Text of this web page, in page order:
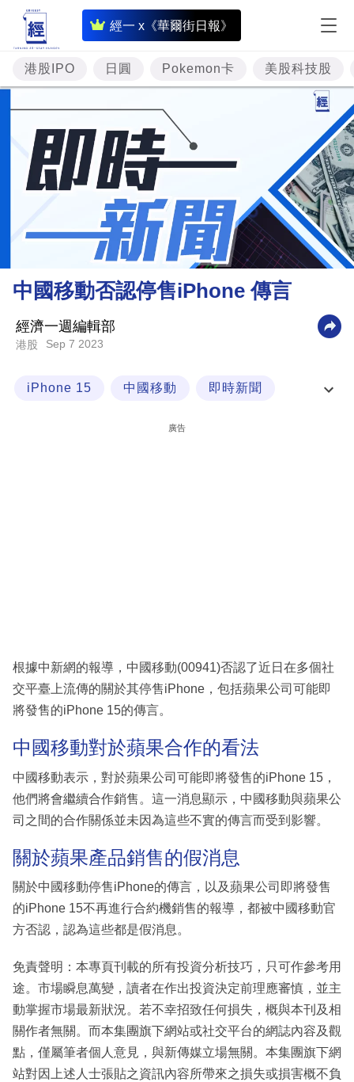
經一 x《華爾街日報》
即
時
財
經
專
題
投
資
樓
市
財
商
業
閱
專
區
港股IPO 日圓 Pokemon卡 美股科技股
中國移動否認停售iPhone 傳言
經濟一週編輯部
港股 Sep 7 2023
iPhone 15 中國移動 即時新聞
廣告
根據中新網的報導，中國移動(00941)否認了近日在多個社
交平臺上流傳的關於其停售iPhone，包括蘋果公司可能即
將發售的iPhone 15的傳言。
中國移動對於蘋果合作的看法
中國移動表示，對於蘋果公司可能即將發售的iPhone 15，
他們將會繼續合作銷售。這一消息顯示，中國移動與蘋果公
司之間的合作關係並未因為這些不實的傳言而受到影響。
關於蘋果產品銷售的假消息
關於中國移動停售iPhone的傳言，以及蘋果公司即將發售
的iPhone 15不再進行合約機銷售的報導，都被中國移動官
方否認，認為這些都是假消息。
免責聲明：本專頁刊載的所有投資分析技巧，只可作參考用
途。市場瞬息萬變，讀者在作出投資決定前理應審慎，並主
動掌握市場最新狀況。若不幸招致任何損失，概與本刊及相
關作者無關。而本集團旗下網站或社交平台的網誌內容及觀
點，僅屬筆者個人意見，與新傳媒立場無關。本集團旗下網
站對因上述人士張貼之資訊內容所帶來之損失或損害概不負